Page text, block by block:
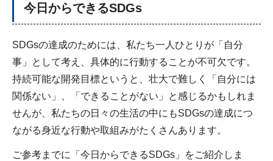
今日からできるSDGs
SDGsの達成のためには、私たち一人ひとりが「自分
事」として考え、具体的に行動することが不可欠です。
持続可能な開発目標というと、壮大で難しく「自分には
関係ない」、「できることがない」と感じるかもしれま
せんが、私たちの日々の生活の中にもSDGsの達成につ
ながる身近な行動や取組みがたくさんあります。
ご参考までに「今日からできるSDGs」をご紹介しま